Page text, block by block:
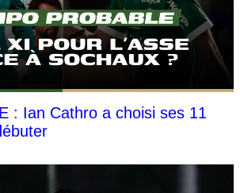
: Ian Cathro a choisi ses 11